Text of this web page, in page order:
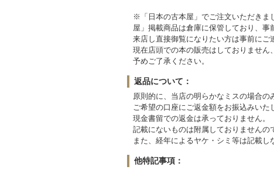
※「日本の古本屋」でご注文いただき
屋」掲載商品は倉庫に保管しており、
来店し直接御覧になりたい方は事前にご
現在店頭での本の販売はしておりませ
予めご了承ください。
返品について：
原則的に、当店の明らかなミスの場合の
ご希望の口座にご返金額をお振込みいた
現金書留での返金は承っておりません。
記載にないものは附属しておりませんの
また、経年によるヤケ・シミ等は記載し
他特記事項：